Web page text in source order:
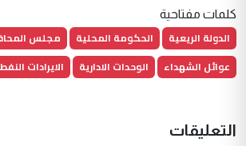
كلمات مفتاحية
الدولة الريعية الحكومة المحلية مجلس
عوائل الشهداء
الوحدات الادارية الايرادات
التعليقات